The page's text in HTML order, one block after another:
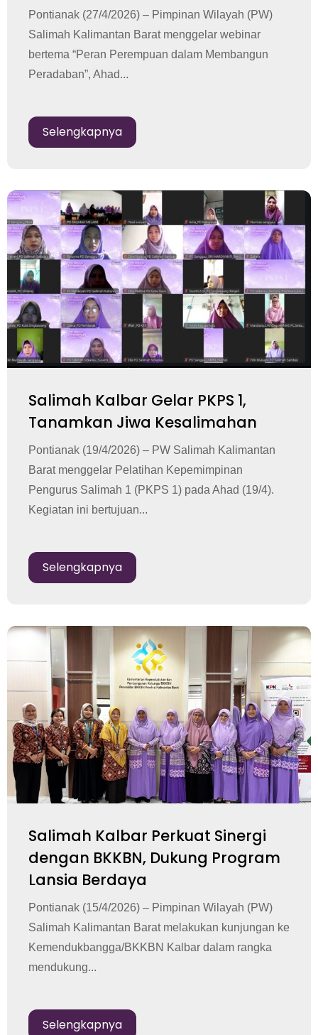
Pontianak (27/4/2026) – Pimpinan Wilayah (PW)
Salimah Kalimantan Barat menggelar webinar
bertema “Peran Perempuan dalam Membangun
Peradaban”, Ahad...
Selengkapnya
Salimah Kalbar Gelar PKPS 1,
Tanamkan Jiwa Kesalimahan
Pontianak (19/4/2026) – PW Salimah Kalimantan
Barat menggelar Pelatihan Kepemimpinan
Pengurus Salimah 1 (PKPS 1) pada Ahad (19/4).
Kegiatan ini bertujuan...
Selengkapnya
Salimah Kalbar Perkuat Sinergi
dengan BKKBN, Dukung Program
Lansia Berdaya
Pontianak (15/4/2026) – Pimpinan Wilayah (PW)
Salimah Kalimantan Barat melakukan kunjungan ke
Kemendukbangga/BKKBN Kalbar dalam rangka
mendukung...
Selengkapnya